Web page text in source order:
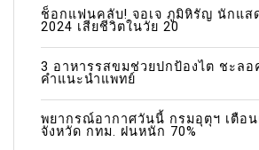
ช็อกแฟนคลับ! จอเจ ภูมิหิรัญ นักแส
2024 เสียชีวิตในวัย 20
3 อาหารรสขมช่วยปกป้องไต ชะลอ
คำแนะนำแพทย์
พยากรณ์อากาศวันนี้ กรมอุตุฯ เตือ
จังหวัด กทม. ฝนหนัก 70%